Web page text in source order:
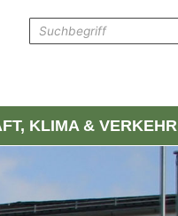
KLIMA & VERKEHR